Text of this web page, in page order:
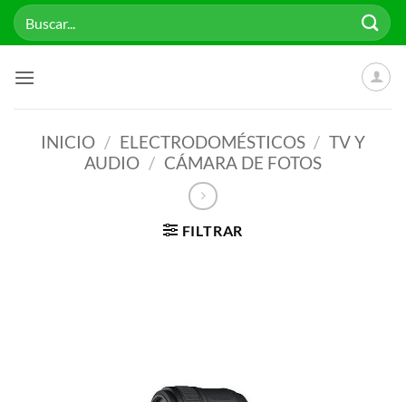
Saltar
Buscar
por:
INICIO / ELECTRODOMÉSTICOS / TV Y
AUDIO / CÁMARA DE FOTOS
FILTRAR